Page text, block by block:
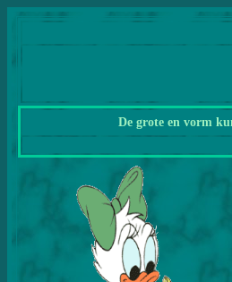
De grote en vorm